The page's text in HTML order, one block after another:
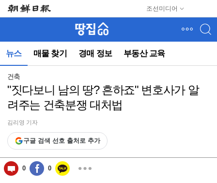
조선미디어
뉴스 매물 찾기 경매 정보 부동산 교육
뉴
(컨
동)
건축
"짓다보니 남의 땅? 흔하죠" 변호사가 알
려주는 건축분쟁 대처법
김리영 기자
구글 검색 선호 출처로 추가
0 0